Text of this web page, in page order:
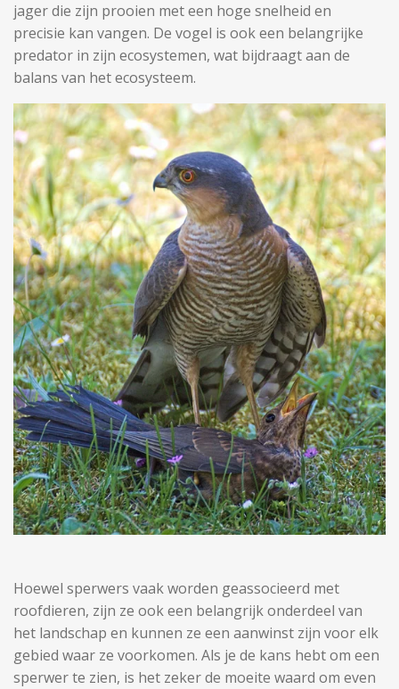
jager die zijn prooien met een hoge snelheid en
precisie kan vangen. De vogel is ook een belangrijke
predator in zijn ecosystemen, wat bijdraagt aan de
balans van het ecosysteem.
Hoewel sperwers vaak worden geassocieerd met
roofdieren, zijn ze ook een belangrijk onderdeel van
het landschap en kunnen ze een aanwinst zijn voor elk
gebied waar ze voorkomen. Als je de kans hebt om een
sperwer te zien, is het zeker de moeite waard om even